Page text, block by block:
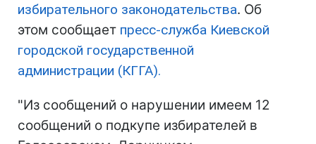
избирательного законодательства. Об
этом сообщает пресс-служба Киевской
городской государственной
администрации (КГГА).
"Из сообщений о нарушении имеем 12
сообщений о подкупе избирателей в